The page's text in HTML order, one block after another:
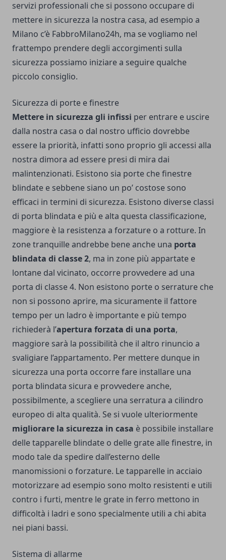
servizi professionali che si possono occupare di
mettere in sicurezza la nostra casa, ad esempio a
Milano c’è FabbroMilano24h, ma se vogliamo nel
frattempo prendere degli accorgimenti sulla
sicurezza possiamo iniziare a seguire qualche
piccolo consiglio.
Sicurezza di porte e finestre
Mettere in sicurezza gli infissi per entrare e uscire
dalla nostra casa o dal nostro ufficio dovrebbe
essere la priorità, infatti sono proprio gli accessi alla
nostra dimora ad essere presi di mira dai
malintenzionati. Esistono sia porte che finestre
blindate e sebbene siano un po’ costose sono
efficaci in termini di sicurezza. Esistono diverse classi
di porta blindata e più e alta questa classificazione,
maggiore è la resistenza a forzature o a rotture. In
zone tranquille andrebbe bene anche una porta
blindata di classe 2, ma in zone più appartate e
lontane dal vicinato, occorre provvedere ad una
porta di classe 4. Non esistono porte o serrature che
non si possono aprire, ma sicuramente il fattore
tempo per un ladro è importante e più tempo
richiederà l’apertura forzata di una porta,
maggiore sarà la possibilità che il altro rinuncio a
svaligiare l’appartamento. Per mettere dunque in
sicurezza una porta occorre fare installare una
porta blindata sicura e provvedere anche,
possibilmente, a scegliere una serratura a cilindro
europeo di alta qualità. Se si vuole ulteriormente
migliorare la sicurezza in casa è possibile installare
delle tapparelle blindate o delle grate alle finestre, in
modo tale da spedire dall’esterno delle
manomissioni o forzature. Le tapparelle in acciaio
motorizzare ad esempio sono molto resistenti e utili
contro i furti, mentre le grate in ferro mettono in
difficoltà i ladri e sono specialmente utili a chi abita
nei piani bassi.
Sistema di allarme